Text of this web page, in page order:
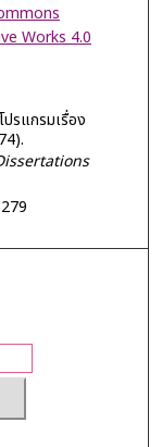
Works 4.0
รแกรมเรื่อง